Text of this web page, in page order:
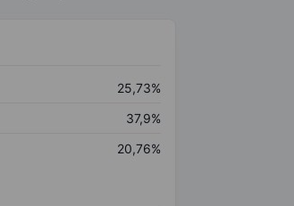
25,73%
37,9%
20,76%